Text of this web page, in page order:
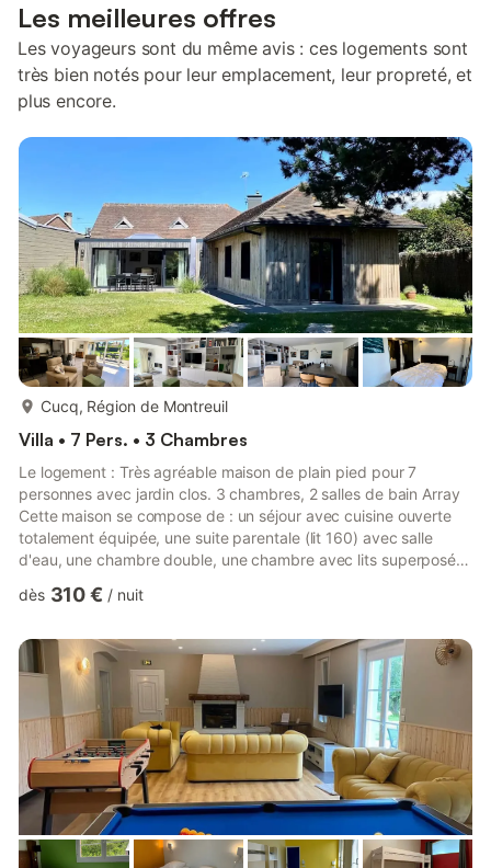
Les meilleures offres
Les voyageurs sont du même avis : ces logements sont
très bien notés pour leur emplacement, leur propreté, et
plus encore.
Cucq, Région de Montreuil
Villa • 7 Pers. • 3 Chambres
Le logement : Très agréable maison de plain pied pour 7
personnes avec jardin clos. 3 chambres, 2 salles de bain Array
Cette maison se compose de : un séjour avec cuisine ouverte
totalement équipée, une suite parentale (lit 160) avec salle
d'eau, une chambre double, une chambre avec lits superposés
Nespresso et cafetière électrique à votre disposition. LE LINGE
Fi Le linge de lit et de toilette n'est pas fourni Les
consommables ne sont pas fournis. Une caution, dont le
monta...
dès 310 € / nuit